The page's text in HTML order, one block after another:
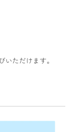
ただけます。